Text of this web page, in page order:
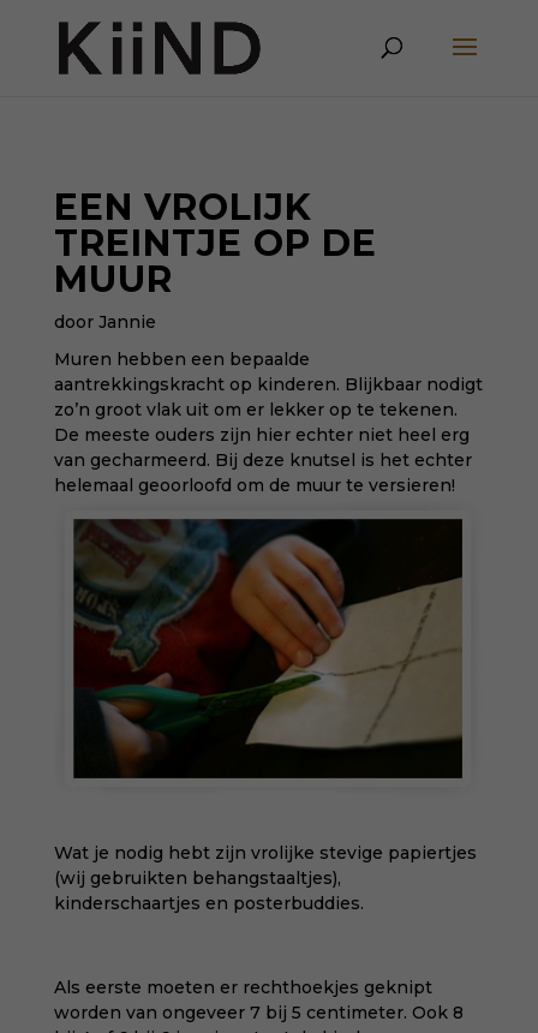
EEN VROLIJK
TREINTJE OP DE
MUUR
door Jannie
Muren hebben een bepaalde
aantrekkingskracht op kinderen. Blijkbaar nodigt
zo’n groot vlak uit om er lekker op te tekenen.
De meeste ouders zijn hier echter niet heel erg
van gecharmeerd. Bij deze knutsel is het echter
helemaal geoorloofd om de muur te versieren!
Wat je nodig hebt zijn vrolijke stevige papiertjes
(wij gebruikten behangstaaltjes),
kinderschaartjes en posterbuddies.
Als eerste moeten er rechthoekjes geknipt
worden van ongeveer 7 bij 5 centimeter. Ook 8